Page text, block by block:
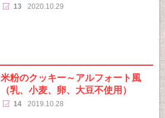
13 2020.10.29
米粉のクッキー～アルフォート風
（乳、小麦、卵、大豆不使用）
14 2019.10.28